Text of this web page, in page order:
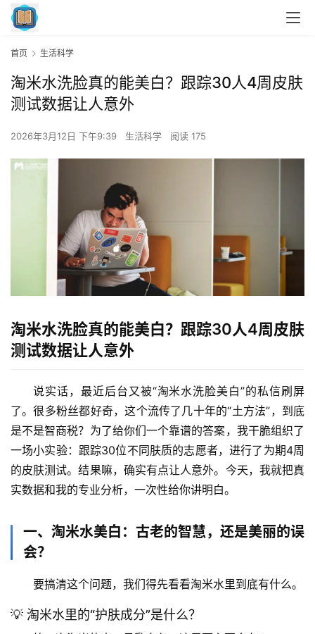
首页 生活科学
淘米水洗脸真的能美白？跟踪30人4周皮肤
测试数据让人意外
2026年3月12日 下午9:39 生活科学 阅读 175
淘米水洗脸真的能美白？跟踪30人4周皮肤
测试数据让人意外
说实话，最近后台又被“淘米水洗脸美白”的私信刷屏
了。很多粉丝都好奇，这个流传了几十年的“土方法”，到底
是不是智商税？为了给你们一个靠谱的答案，我干脆组织了
一场小实验： 跟踪30位不同肤质的志愿者，进行了为期4周
的皮肤测试。结果嘛，确实有点让人意外。今天，我就把真
实数据和我的专业分析，一次性给你讲明白。
一、淘米水美白：古老的智慧，还是美丽的误
会？
要搞清这个问题，我们得先看看淘米水里到底有什么。
💡 淘米水里的“护肤成分”是什么？